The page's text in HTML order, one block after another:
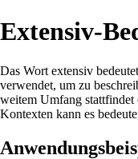
Extensiv-
Das Wort extensiv
verwendet, um zu
weitem Umfang stattfindet
Kontexten kann es